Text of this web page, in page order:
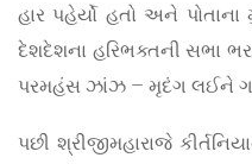
હાર પહેર્યો હતો અને
દેશદેશના હરિભક્તની સભા
પરમહંસ ઝાંઝ – મૃદંગ લઈને
પછી શ્રીજીમહારાજે